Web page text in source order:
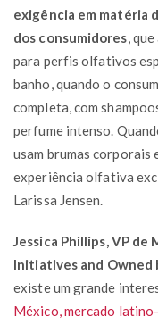
exigência em matéria
dos consumidores ,
para perfis olfativos
banho, quando o
completa, com
perfume intenso.
usam brumas corporais
experiência olfativa
Larissa Jensen.
Jessica Phillips, VP
Initiatives and Owned
existe um grande
México, mercado